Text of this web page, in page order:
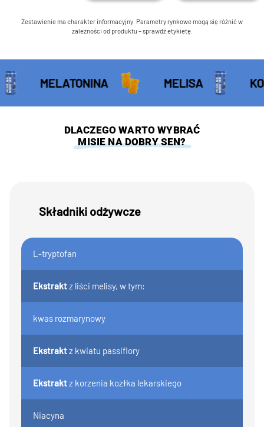
Zestawienie ma charakter informacyjny. Parametry rynkowe mogą się różnić w
zależności od produktu – sprawdź etykietę.
MELATONINA MELISA KOZŁEK
DLACZEGO WARTO WYBRAĆ
MISIE NA DOBRY SEN?
Składniki odżywcze
L-tryptofan
Ekstraktz liści melisy, w tym:
kwas rozmarynowy
Ekstraktz kwiatu passiflory
Ekstraktz korzenia kozłka lekarskiego
Niacyna